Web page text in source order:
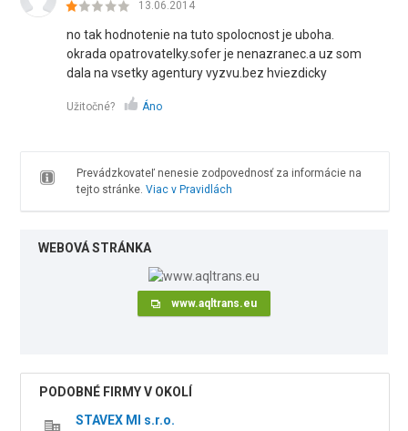
13.06.2014
no tak hodnotenie na tuto spolocnost je uboha.
okrada opatrovatelky.sofer je nenazranec.a uz som
dala na vsetky agentury vyzvu.bez hviezdicky
Užitočné? Áno
Prevádzkovateľ nenesie zodpovednosť za informácie na
tejto stránke. Viac v Pravidlách
WEBOVÁ STRÁNKA
www.aqltrans.eu
PODOBNÉ FIRMY V OKOLÍ
STAVEX MI s.r.o.